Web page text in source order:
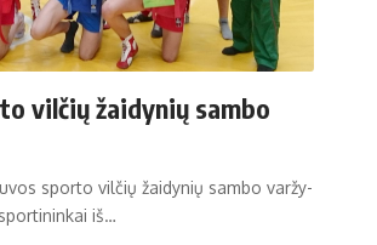
vil­čių žai­dy­nių sam­bo
spor­to vil­čių žai­dy­nių sam­bo var­žy­
iš…